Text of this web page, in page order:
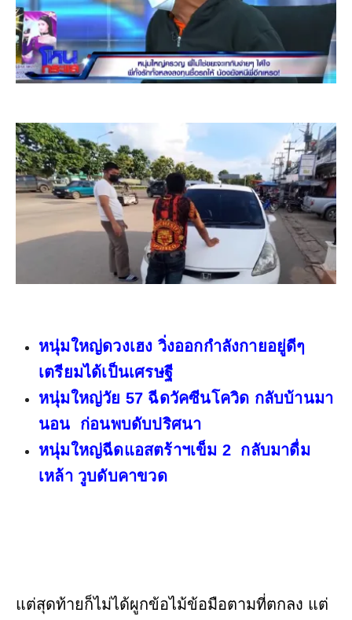
หนุ่มใหญ่ดวงเฮง วิ่งออกกำลังกายอยู่ดีๆ
เตรียมได้เป็นเศรษฐี
หนุ่มใหญ่วัย 57 ฉีดวัคซีนโควิด กลับบ้านมา
นอน ก่อนพบดับปริศนา
หนุ่มใหญ่ฉีดแอสตร้าฯเข็ม 2 กลับมาดื่ม
เหล้า วูบดับคาขวด
แต่สุดท้ายก็ไม่ได้ผูกข้อไม้ข้อมือตามที่ตกลง แต่